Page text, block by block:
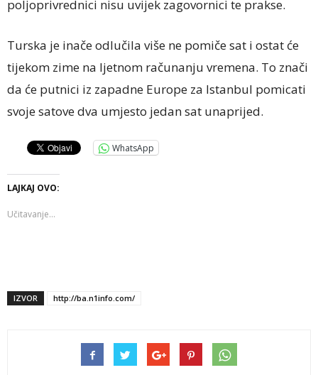
poljoprivrednici nisu uvijek zagovornici te prakse.
Turska je inače odlučila više ne pomiče sat i ostat će
tijekom zime na ljetnom računanju vremena. To znači
da će putnici iz zapadne Europe za Istanbul pomicati
svoje satove dva umjesto jedan sat unaprijed.
WhatsApp
LAJKAJ OVO:
Učitavanje...
IZVOR http://ba.n1info.com/